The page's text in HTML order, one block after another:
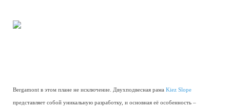
Bergamont в этом плане не исключение. Двухподвесная рама Kiez Slope
представляет собой уникальную разработку, и основная её особенность –